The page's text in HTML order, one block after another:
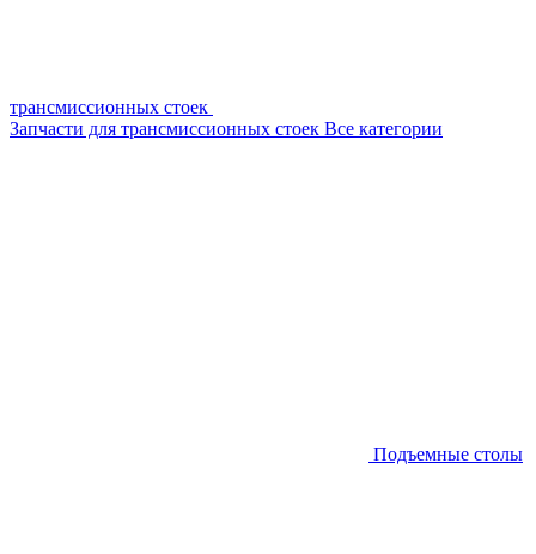
трансмиссионных стоек
Запчасти для трансмиссионных стоек Все категории
Подъемные столы